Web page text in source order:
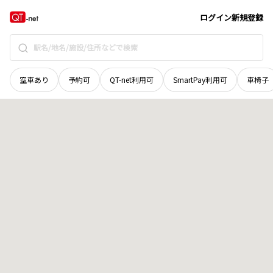
ログイン新規登録
空車あり 予約可 QT-net利用可 SmartPay利用可 車椅子
愛媛県